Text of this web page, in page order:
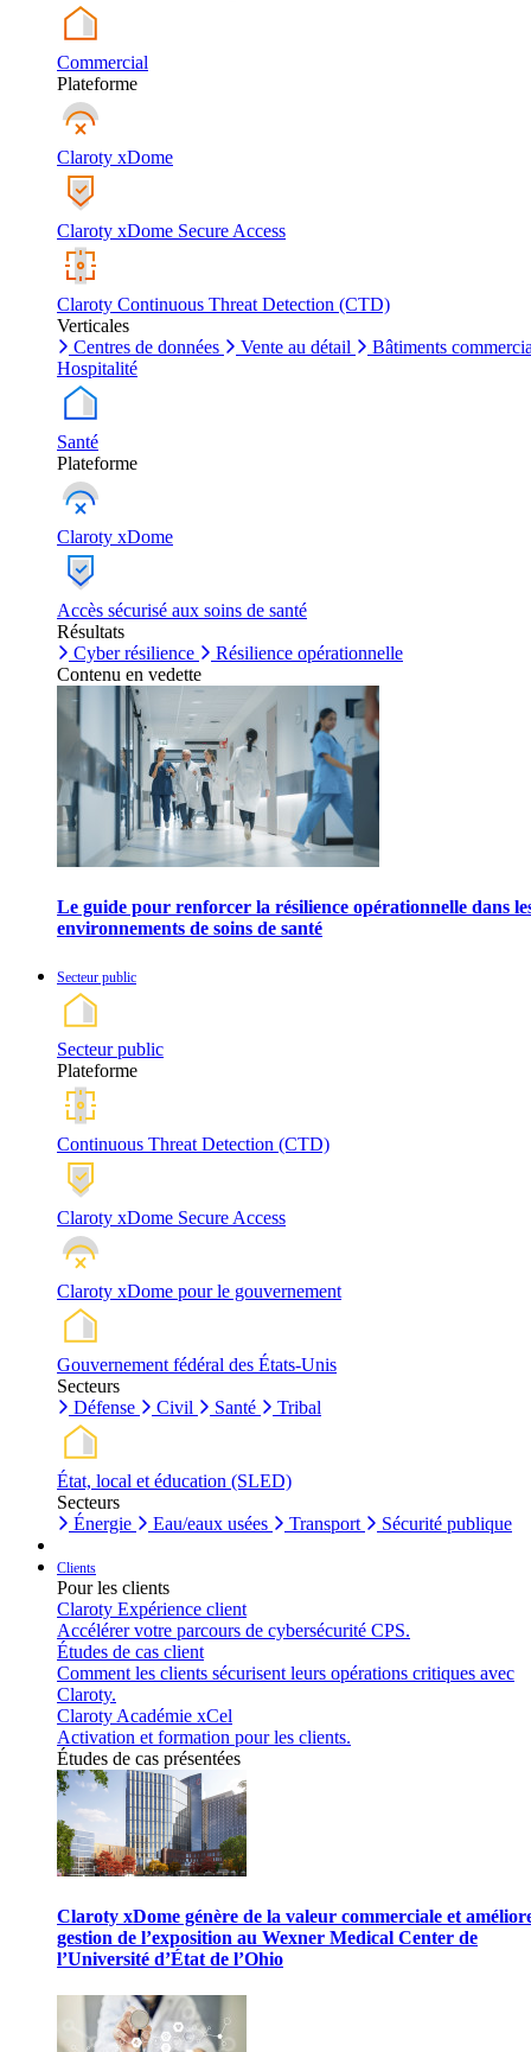
Commercial
Plateforme
Claroty xDome
Claroty xDome Secure Access
Claroty Continuous Threat Detection (CTD)
Verticales
Centres de données
Vente au détail
Bâtiments
Hospitalité
Santé
Plateforme
Claroty xDome
Accès sécurisé aux soins de santé
Résultats
Cyber résilience
Résilience opérationnelle
Contenu en vedette
Le guide pour renforcer la résilience opérationnelle dans
environnements de soins de santé
Secteur public
Secteur public
Plateforme
Continuous Threat Detection (CTD)
Claroty xDome Secure Access
Claroty xDome pour le gouvernement
Gouvernement fédéral des États-Unis
Secteurs
Défense
Civil Santé Tribal
État, local et éducation (SLED)
Secteurs
Énergie
Eau/eaux usées Transport Sécurité publique
Clients
Pour les clients
Claroty Expérience client
Accélérer votre parcours de cybersécurité CPS.
Études de cas client
Comment les clients sécurisent leurs opérations critiques avec
Claroty.
Claroty Académie xCel
Activation et formation pour les clients.
Études de cas présentées
Claroty xDome génère de la valeur commerciale et
gestion de l’exposition au Wexner Medical Center de
l’Université d’État de l’Ohio